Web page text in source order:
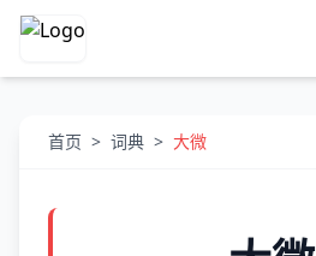
首页 > 词典 > 大微